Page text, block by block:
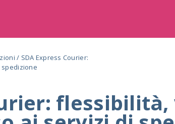
/ SDA Express Courier:
spedizione